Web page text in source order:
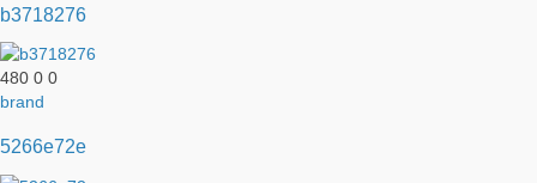
b3718276
480 0 0
brand
5266e72e